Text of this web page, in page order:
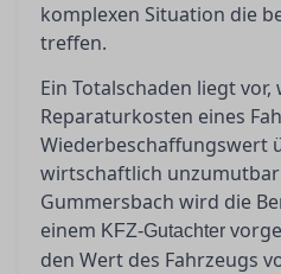
komplexen Situation die
treffen.
Ein Totalschaden liegt vor,
Reparaturkosten eines
Wiederbeschaffungswert
wirtschaftlich
Gummersbach wird die
einem KFZ-Gutachter
den Wert des Fahrzeugs